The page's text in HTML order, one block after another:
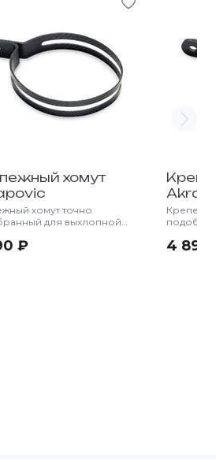
хомут
хомут точно
для выхлопной
₽ 4 890